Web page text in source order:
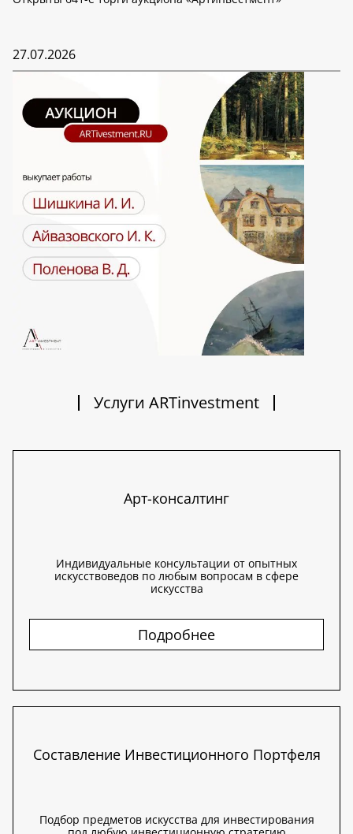
27.07.2026
Услуги ARTinvestment
Арт-консалтинг
Индивидуальные консультации от опытных
искусствоведов по любым вопросам в сфере
искусства
Подробнее
Составление Инвестиционного Портфеля
Подбор предметов искусства для инвестирования